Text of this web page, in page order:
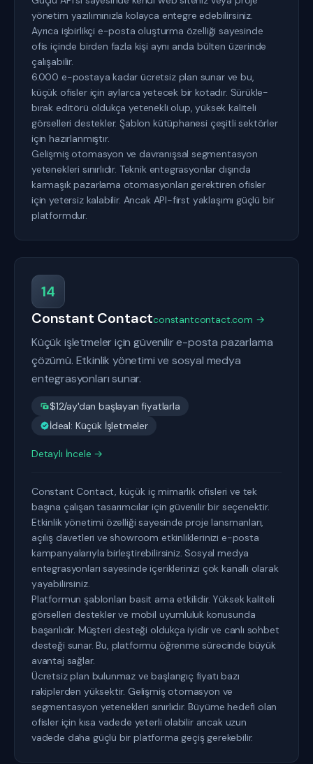
yönetim yazılımınızla kolayca entegre edebilirsiniz.
Ayrıca işbirlikçi e-posta oluşturma özelliği sayesinde
ofis içinde birden fazla kişi aynı anda bülten üzerinde
çalışabilir.
6.000 e-postaya kadar ücretsiz plan sunar ve bu,
küçük ofisler için aylarca yetecek bir kotadır. Sürükle-
bırak editörü oldukça yetenekli olup, yüksek kaliteli
görselleri destekler. Şablon kütüphanesi çeşitli sektörler
için hazırlanmıştır.
Gelişmiş otomasyon ve davranışsal segmentasyon
yetenekleri sınırlıdır. Teknik entegrasyonlar dışında
karmaşık pazarlama otomasyonları gerektiren ofisler
için yetersiz kalabilir. Ancak API-first yaklaşımı güçlü bir
platformdur.
14
Constant Contactconstantcontact.com →
Küçük işletmeler için güvenilir e-posta pazarlama
çözümü. Etkinlik yönetimi ve sosyal medya
entegrasyonları sunar.
$12/ay'dan başlayan fiyatlarla
İdeal: Küçük İşletmeler
Detaylı İncele →
Constant Contact, küçük iç mimarlık ofisleri ve tek
başına çalışan tasarımcılar için güvenilir bir seçenektir.
Etkinlik yönetimi özelliği sayesinde proje lansmanları,
açılış davetleri ve showroom etkinliklerinizi e-posta
kampanyalarıyla birleştirebilirsiniz. Sosyal medya
entegrasyonları sayesinde içeriklerinizi çok kanallı olarak
yayabilirsiniz.
Platformun şablonları basit ama etkilidir. Yüksek kaliteli
görselleri destekler ve mobil uyumluluk konusunda
başarılıdır. Müşteri desteği oldukça iyidir ve canlı sohbet
desteği sunar. Bu, platformu öğrenme sürecinde büyük
avantaj sağlar.
Ücretsiz plan bulunmaz ve başlangıç fiyatı bazı
rakiplerden yüksektir. Gelişmiş otomasyon ve
segmentasyon yetenekleri sınırlıdır. Büyüme hedefi olan
ofisler için kısa vadede yeterli olabilir ancak uzun
vadede daha güçlü bir platforma geçiş gerekebilir.